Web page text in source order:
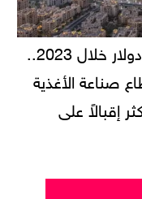
حجم استثمارات يصل لـ 94 مليار دولار خلال 2023..
صناعة الأغذية
إقبالاً على